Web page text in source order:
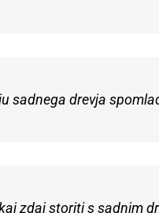
sadnega drevja
zdaj storiti s sadnim